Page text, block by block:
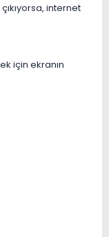
internet
için ekranın